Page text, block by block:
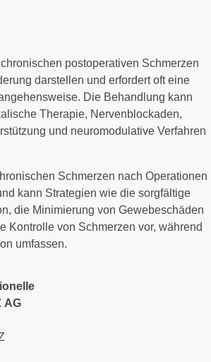
postoperativen Schmerzen
darstellen und erfordert oft eine
Die Behandlung kann
Therapie, Nervenblockaden,
und neuromodulative Verfahren
Schmerzen nach Operationen
kann Strategien wie die sorgfältige
die Minimierung von Gewebeschäden
Kontrolle von Schmerzen vor, während
umfassen.
AG